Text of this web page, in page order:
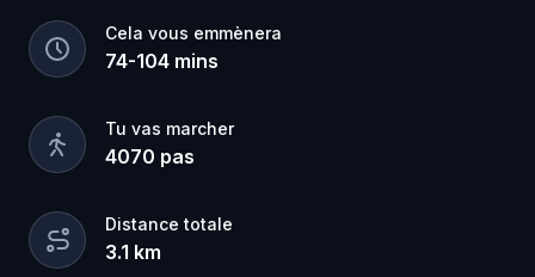
Cela vous emmènera
74-104 mins
Tu vas marcher
4070 pas
Distance totale
3.1 km